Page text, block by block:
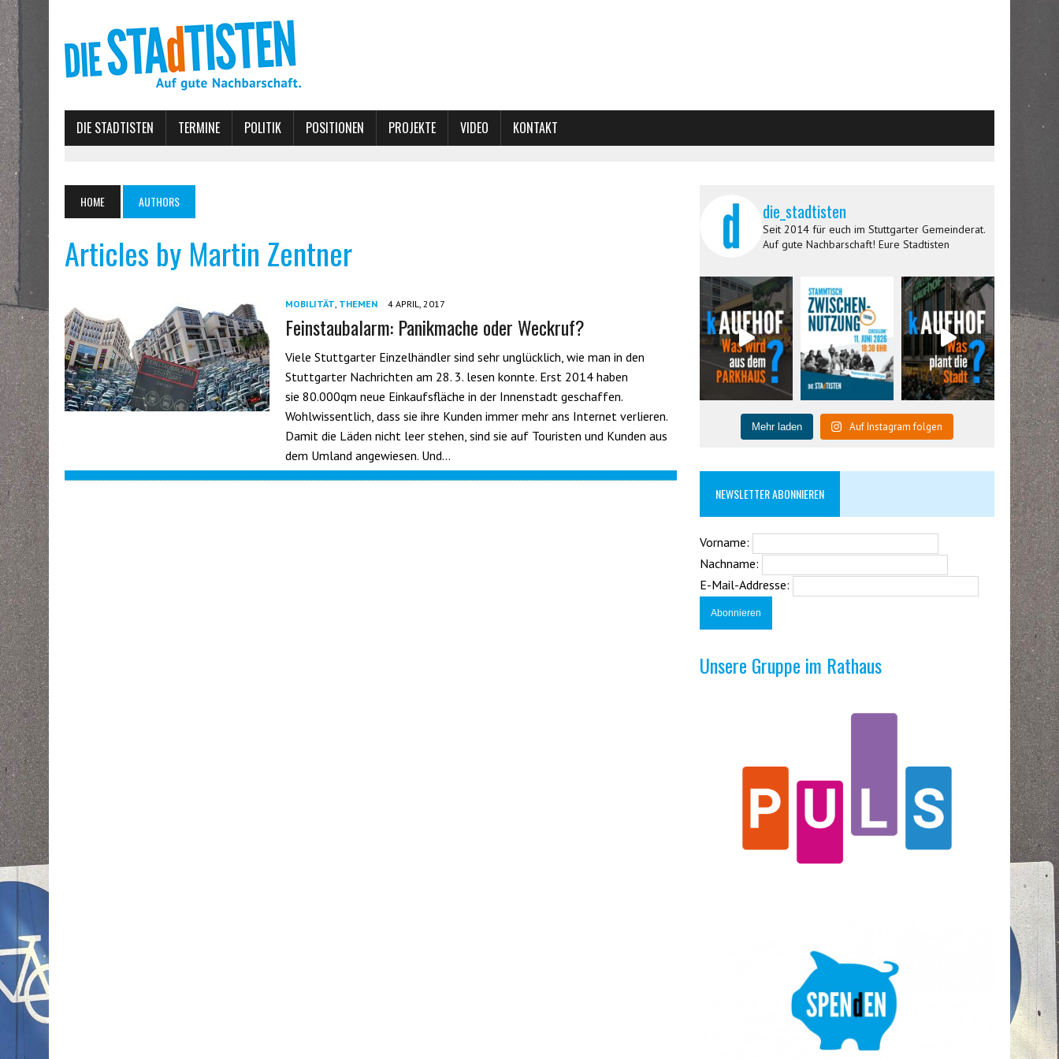
DIE STADTISTEN TERMINE POLITIK POSITIONEN PROJEKTE VIDEO KONTAKT
HOME AUTHORS
Articles by Martin Zentner
MOBILITÄT, THEMEN 4 APRIL, 2017
Feinstaubalarm: Panikmache oder Weckruf?
Viele Stuttgarter Einzelhändler sind sehr unglücklich, wie man in den
Stuttgarter Nachrichten am 28. 3. lesen konnte. Erst 2014 haben
sie 80.000qm neue Einkaufsfläche in der Innenstadt geschaffen.
Wohlwissentlich, dass sie ihre Kunden immer mehr ans Internet verlieren.
Damit die Läden nicht leer stehen, sind sie auf Touristen und Kunden aus
dem Umland angewiesen. Und…
die_stadtisten
Seit 2014 für euch im Stuttgarter Gemeinderat.
Auf gute Nachbarschaft! Eure Stadtisten
Mehr laden Auf Instagram folgen
NEWSLETTER ABONNIEREN
Vorname:
Nachname:
E-Mail-Addresse:
Unsere Gruppe im Rathaus